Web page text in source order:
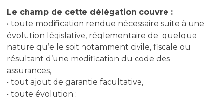
Le champ de cette délégation couvre :
• toute modification rendue nécessaire suite à une
évolution législative, réglementaire de quelque
nature qu’elle soit notamment civile, fiscale ou
résultant d’une modification du code des
assurances,
• tout ajout de garantie facultative,
• toute évolution :